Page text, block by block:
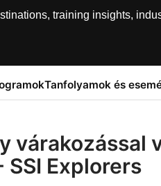
training insights,
Tanfolyamok és
várakozással
Explorers